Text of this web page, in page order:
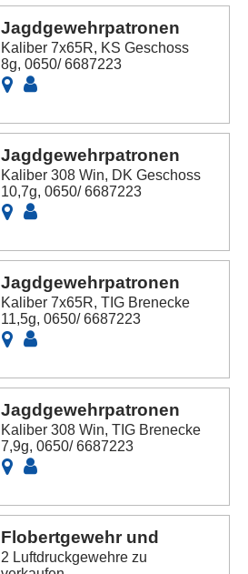
Jagdgewehrpatronen
Kaliber 7x65R, KS Geschoss
8g, 0650/ 6687223
Jagdgewehrpatronen
Kaliber 308 Win, DK Geschoss
10,7g, 0650/ 6687223
Jagdgewehrpatronen
Kaliber 7x65R, TIG Brenecke
11,5g, 0650/ 6687223
Jagdgewehrpatronen
Kaliber 308 Win, TIG Brenecke
7,9g, 0650/ 6687223
Flobertgewehr und
2 Luftdruckgewehre zu